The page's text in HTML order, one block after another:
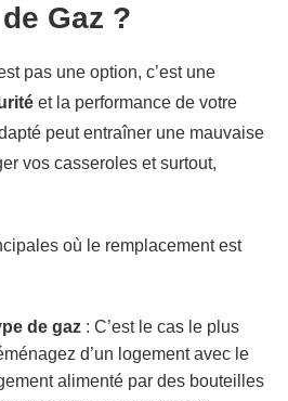
Gaz ?
pas une option, c’est une
et la performance de votre
peut entraîner une mauvaise
vos casseroles et surtout,
où le remplacement est
de gaz : C’est le cas le plus
d’un logement avec le
alimenté par des bouteilles